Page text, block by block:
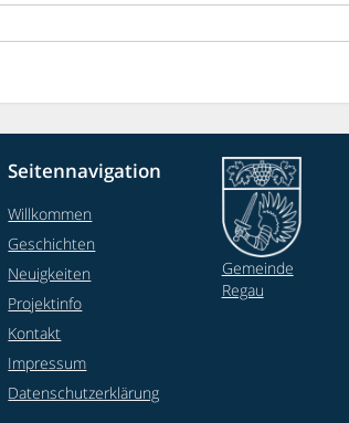
Seitennavigation
Willkommen
Geschichten
Neuigkeiten
Projektinfo
Kontakt
Impressum
Datenschutzerklärung
Gemeinde
Regau